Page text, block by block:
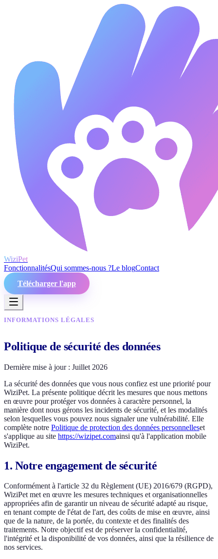
WiziPet
FonctionnalitésQui sommes-nous ?Le blogContact
Télécharger l'app
INFORMATIONS LÉGALES
Politique de sécurité des données
Dernière mise à jour : Juillet 2026
La sécurité des données que vous nous confiez est une priorité pour
WiziPet. La présente politique décrit les mesures que nous mettons
en œuvre pour protéger vos données à caractère personnel, la
manière dont nous gérons les incidents de sécurité, et les modalités
selon lesquelles vous pouvez nous signaler une vulnérabilité. Elle
complète notre Politique de protection des données personnelleset
s'applique au site https://wizipet.comainsi qu'à l'application mobile
WiziPet.
1. Notre engagement de sécurité
Conformément à l'article 32 du Règlement (UE) 2016/679 (RGPD),
WiziPet met en œuvre les mesures techniques et organisationnelles
appropriées afin de garantir un niveau de sécurité adapté au risque,
en tenant compte de l'état de l'art, des coûts de mise en œuvre, ainsi
que de la nature, de la portée, du contexte et des finalités des
traitements. Notre objectif est de préserver la confidentialité,
l'intégrité et la disponibilité de vos données, ainsi que la résilience de
nos services.